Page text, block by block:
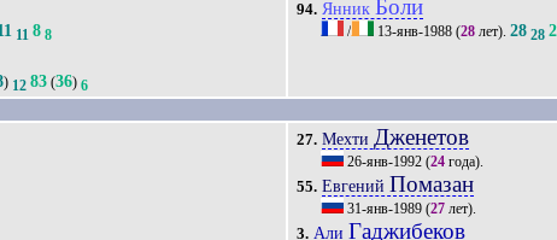
11 8 8
) 12 83 (36) 6
94. Янник Боли
/ 13-янв-1988 (28 лет).28 28
27. Мехти Дженетов
26-янв-1992 (24 года).
55. Евгений Помазан
31-янв-1989 (27 лет).
3. Али Гаджибеков